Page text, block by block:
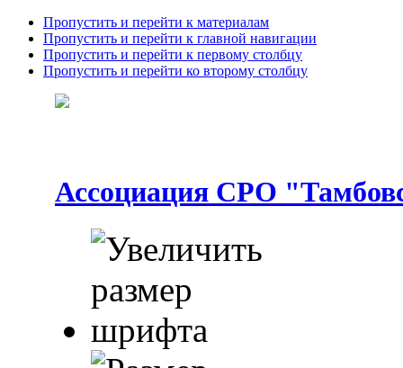
Пропустить и перейти к материалам
Пропустить и перейти к главной навигации
Пропустить и перейти к первому столбцу
Пропустить и перейти ко второму столбцу
Ассоциация СРО